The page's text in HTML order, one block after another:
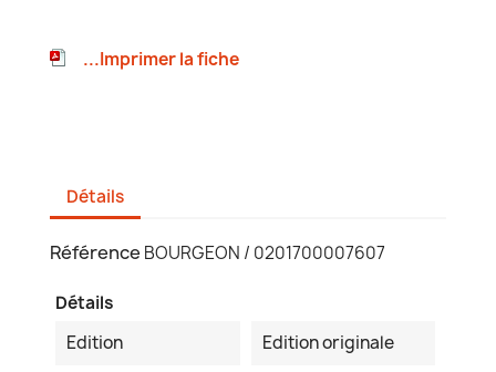
...Imprimer la fiche
Détails
Référence BOURGEON / 0201700007607
Détails
Edition
Edition originale